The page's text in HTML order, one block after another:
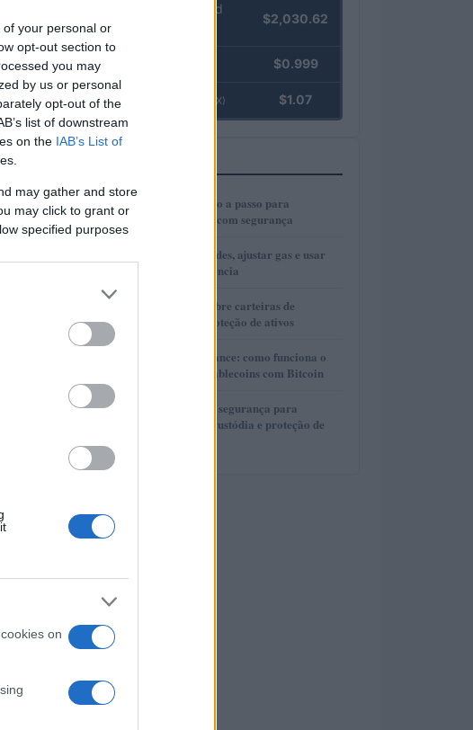
your personal or
opt-out section to
you may
by us or personal
opt-out of the
list of downstream
on the IAB’s List of
may gather and store
may click to grant or
specified purposes
on
kpk ETH Yield
$2,030.62
$0.999
(USDEX) $1.07
1
Cold wallets: passo a passo para
configurar e usar com segurança
2
Como escolher redes, ajustar gas e usar
bridges com eficiência
3
Guia completo sobre carteiras de
autocustódia e proteção de ativos
Lite Loan da Binance: como funciona o
empréstimo de stablecoins com Bitcoin
5
Guia completo de segurança para
carteiras de autocustódia e proteção de